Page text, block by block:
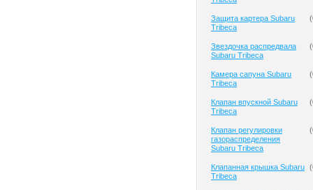
Защита картера Subaru
Tribeca
(
Звездочка распредвала
Subaru Tribeca
(
Камера сапуна Subaru
Tribeca
(
Клапан впускной Subaru
Tribeca
(
Клапан регулировки
газораспределения
Subaru Tribeca
(
Клапанная крышка Subaru
Tribeca
(